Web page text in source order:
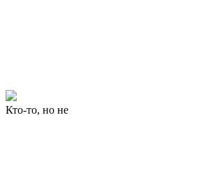
Кто-то, но не